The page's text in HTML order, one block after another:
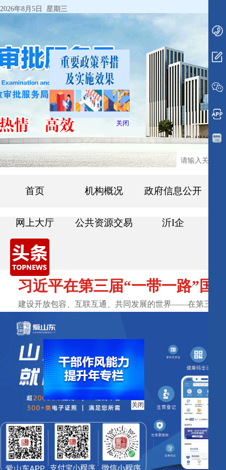
2026年8月5日 星期三
首页 机构概况 政府信息公开
网上大厅 公共资源交易 沂I企
习近平在第三届“一带一路”国
建设开放包容、互联互通、共同发展的世界——在第三届“
关闭
关闭